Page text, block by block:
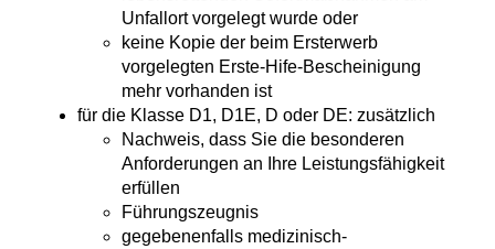
Unfallort vorgelegt wurde oder
keine Kopie der beim Ersterwerb
vorgelegten Erste-Hife-Bescheinigung
mehr vorhanden ist
für die Klasse D1, D1E, D oder DE: zusätzlich
Nachweis, dass Sie die besonderen
Anforderungen an Ihre Leistungsfähigkeit
erfüllen
Führungszeugnis
gegebenenfalls medizinisch-